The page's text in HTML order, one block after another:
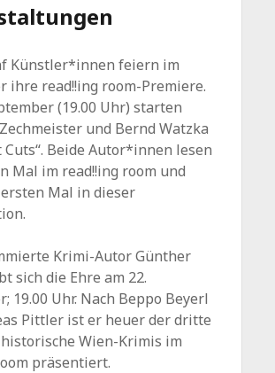
Künstler*innen feiern im
ihre read!!ing room-Premiere.
(19.00 Uhr) starten
und Bernd Watzka
Cuts“. Beide Autor*innen lesen
Mal im read!!ing room und
Mal in dieser
Krimi-Autor Günther
sich die Ehre am 22.
19.00 Uhr. Nach Beppo Beyerl
Pittler ist er heuer der dritte
Wien-Krimis im
präsentiert.